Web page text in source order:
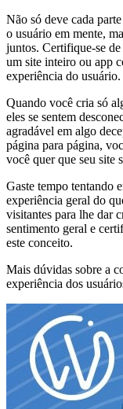
Não só deve cada
o usuário em mente,
juntos. Certifique-se
um site inteiro ou app
experiência do usuário.
Quando você cria só
eles se sentem
agradável em algo
página para página,
você quer que seu site
Gaste tempo tentando
experiência geral do
visitantes para lhe dar
sentimento geral e
este conceito.
Mais dúvidas sobre a
experiência dos